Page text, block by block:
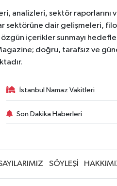
analizleri, sektör raporlarını
sektörüne dair gelişmeleri,
içerikler sunmayı
doğru, tarafsız ve
İstanbul Namaz Vakitleri
Son Dakika Haberleri
SÖYLEŞİ